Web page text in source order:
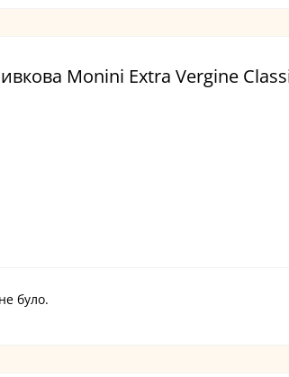
Monini Extra Vergine
було.